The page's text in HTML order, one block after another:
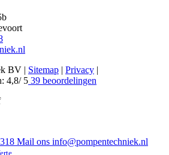
BV | Sitemap | Privacy |
4,8/5 39 beoordelingen
Mail ons info@pompentechniek.nl